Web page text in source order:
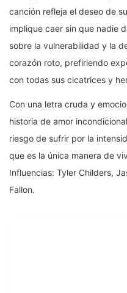
canción refleja el deseo de
implique caer sin que nadie
sobre la vulnerabilidad y la
corazón roto, prefiriendo
con todas sus cicatrices y
Con una letra cruda y
historia de amor
riesgo de sufrir por la
que es la única manera de
Influencias: Tyler Childers,
Fallon.